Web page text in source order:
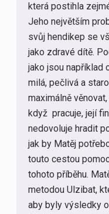
která postihla
Jeho největším
svůj hendikep se
jako zdravé dítě.
jako jsou například
milá, pečlivá a
maximálně
když pracuje, její
nedovoluje hradit
jak by Matěj
touto cestou
tohoto příběhu.
metodou Ulzibat,
aby byly výsledky